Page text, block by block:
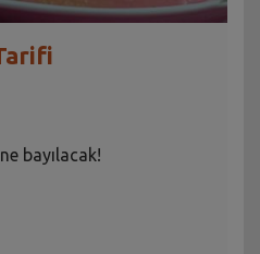
bayılacak!